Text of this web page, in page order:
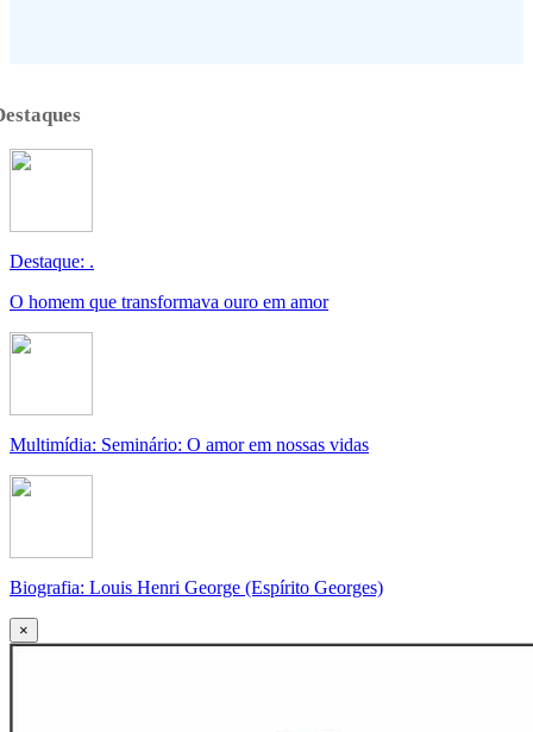
Destaque: .
O homem que transformava ouro em amor
Multimídia: Seminário: O amor em nossas vidas
Biografia: Louis Henri George (Espírito Georges)
×